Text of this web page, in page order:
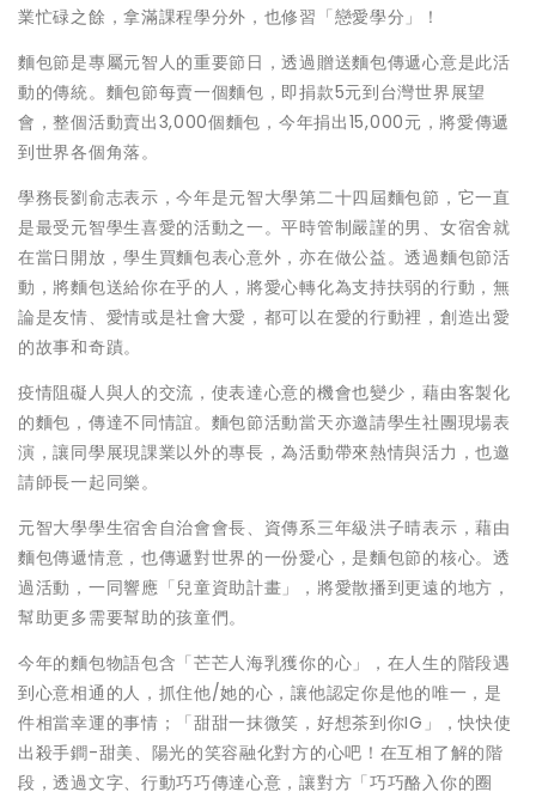
業忙碌之餘，拿滿課程學分外，也修習「戀愛學分」！
麵包節是專屬元智人的重要節日，透過贈送麵包傳遞心意是此活
動的傳統。麵包節每賣一個麵包，即捐款5元到台灣世界展望
會，整個活動賣出3,000個麵包，今年捐出15,000元，將愛傳遞
到世界各個角落。
學務長劉俞志表示，今年是元智大學第二十四屆麵包節，它一直
是最受元智學生喜愛的活動之一。平時管制嚴謹的男、女宿舍就
在當日開放，學生買麵包表心意外，亦在做公益。透過麵包節活
動，將麵包送給你在乎的人，將愛心轉化為支持扶弱的行動，無
論是友情、愛情或是社會大愛，都可以在愛的行動裡，創造出愛
的故事和奇蹟。
疫情阻礙人與人的交流，使表達心意的機會也變少，藉由客製化
的麵包，傳達不同情誼。麵包節活動當天亦邀請學生社團現場表
演，讓同學展現課業以外的專長，為活動帶來熱情與活力，也邀
請師長一起同樂。
元智大學學生宿舍自治會會長、資傳系三年級洪子晴表示，藉由
麵包傳遞情意，也傳遞對世界的一份愛心，是麵包節的核心。透
過活動，一同響應「兒童資助計畫」，將愛散播到更遠的地方，
幫助更多需要幫助的孩童們。
今年的麵包物語包含「芒芒人海乳獲你的心」，在人生的階段遇
到心意相通的人，抓住他/她的心，讓他認定你是他的唯一，是
件相當幸運的事情；「甜甜一抹微笑，好想茶到你IG」，快快使
出殺手鐧-甜美、陽光的笑容融化對方的心吧！在互相了解的階
段，透過文字、行動巧巧傳達心意，讓對方「巧巧酪入你的圈